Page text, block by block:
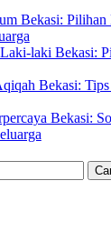
Bekasi:
laki Bekasi:
Bekasi:
Bekasi: